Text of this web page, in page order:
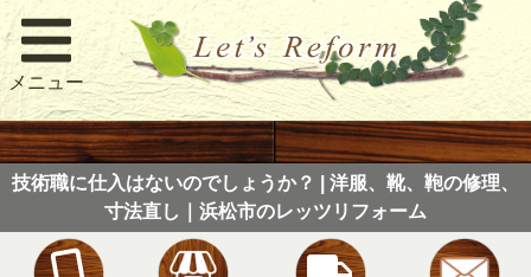
メニュー
技術職に仕入はないのでしょうか？ | 洋服、靴、鞄の修理、
寸法直し｜浜松市のレッツリフォーム